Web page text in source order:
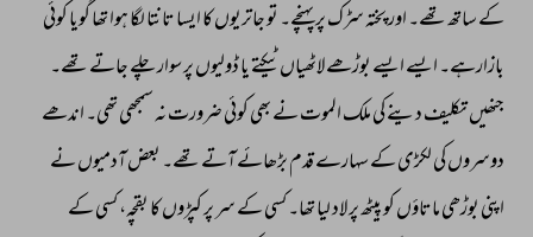
کے ساتھ تھے۔ اور پختہ سڑک پر پہنچے۔ تو جاتریوں کا ایسا تانتا لگا ہوا تھا گویا کوئی
بازارہے۔ ایسے ایسے بوڑھے لاٹھیاں ٹیکتے یا ڈولیوں پر سوار چلے جاتے تھے۔
جنھیں تکلیف دینے کی ملک الموت نے بھی کوئی ضرورت نہ سمجھی تھی۔ اندھے
دوسروں کی لکڑی کے سہارے قدم بڑھائے آتے تھے۔ بعض آدمیوں نے
اپنی بوڑھی ماتاؤں کو پیٹھ پر لاد لیا تھا۔ کسی کے سر پر کپڑوں کا بقچہ، کسی کے